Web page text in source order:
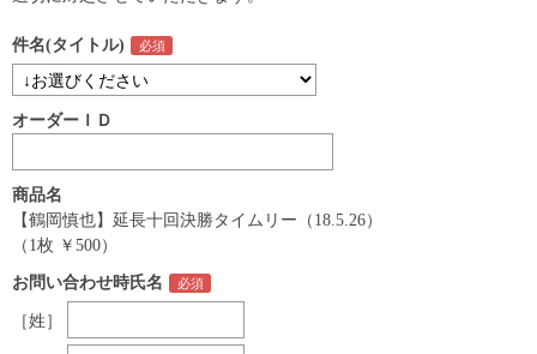
件名(タイトル)
オーダーＩＤ
商品名
【鶴岡慎也】延長十回決勝タイムリー（18.5.26）
（1枚 ￥500）
お問い合わせ時氏名
［姓］